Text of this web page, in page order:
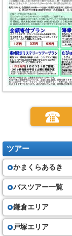
ツアー
かまくらあるき
バスツアー一覧
鎌倉エリア
戸塚エリア